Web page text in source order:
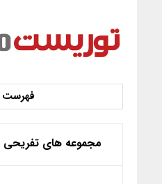
مجموعه های تفریحی